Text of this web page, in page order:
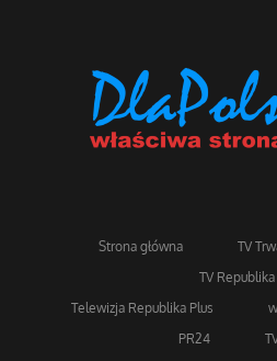
Strona główna TV
TV Republika
Telewizja Republika Plus
PR24